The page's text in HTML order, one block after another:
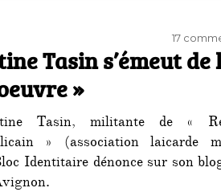
17
Tasin s’émeut de
»
Tasin, militante de «
» (association laicarde
Identitaire dénonce sur son